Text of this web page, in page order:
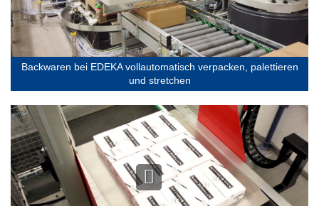
Backwaren bei EDEKA vollautomatisch verpacken, palettieren
und stretchen